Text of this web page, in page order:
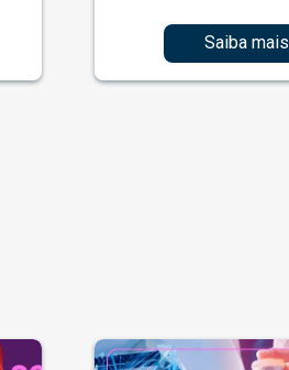
Saiba mais